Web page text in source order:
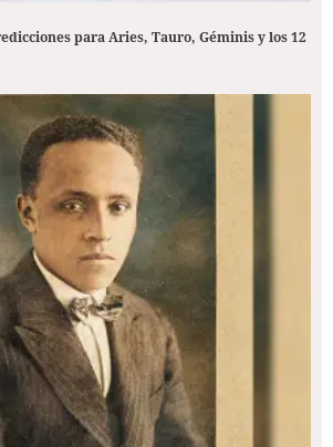
para Aries, Tauro, Géminis y los 12